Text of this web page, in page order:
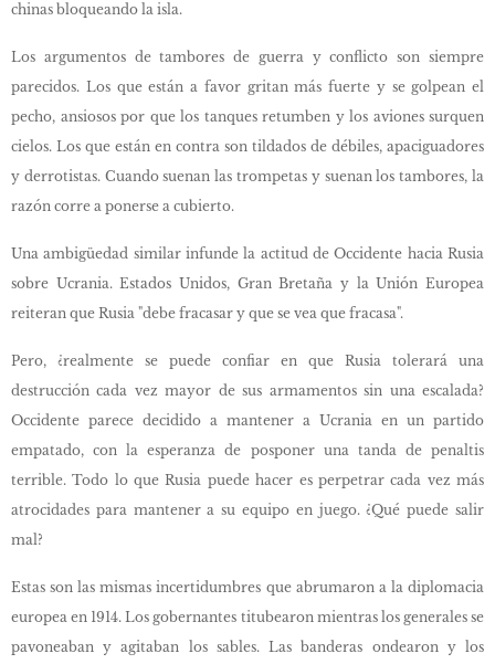
chinas bloqueando la isla.
Los argumentos de tambores de guerra y conflicto son siempre
parecidos. Los que están a favor gritan más fuerte y se golpean el
pecho, ansiosos por que los tanques retumben y los aviones surquen
cielos. Los que están en contra son tildados de débiles, apaciguadores
y derrotistas. Cuando suenan las trompetas y suenan los tambores, la
razón corre a ponerse a cubierto.
Una ambigüedad similar infunde la actitud de Occidente hacia Rusia
sobre Ucrania. Estados Unidos, Gran Bretaña y la Unión Europea
reiteran que Rusia "debe fracasar y que se vea que fracasa".
Pero, ¿realmente se puede confiar en que Rusia tolerará una
destrucción cada vez mayor de sus armamentos sin una escalada?
Occidente parece decidido a mantener a Ucrania en un partido
empatado, con la esperanza de posponer una tanda de penaltis
terrible. Todo lo que Rusia puede hacer es perpetrar cada vez más
atrocidades para mantener a su equipo en juego. ¿Qué puede salir
mal?
Estas son las mismas incertidumbres que abrumaron a la diplomacia
europea en 1914. Los gobernantes titubearon mientras los generales se
pavoneaban y agitaban los sables. Las banderas ondearon y los